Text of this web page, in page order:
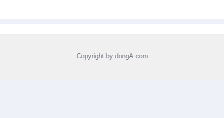
Copyright by dongA.com